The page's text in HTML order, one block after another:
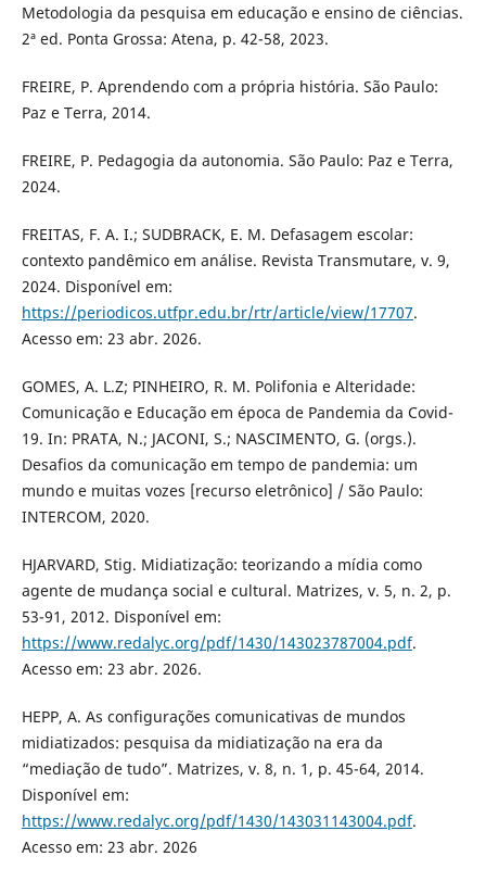
Metodologia da pesquisa em educação e ensino de ciências.
2ª ed. Ponta Grossa: Atena, p. 42-58, 2023.
FREIRE, P. Aprendendo com a própria história. São Paulo:
Paz e Terra, 2014.
FREIRE, P. Pedagogia da autonomia. São Paulo: Paz e Terra,
2024.
FREITAS, F. A. I.; SUDBRACK, E. M. Defasagem escolar:
contexto pandêmico em análise. Revista Transmutare, v. 9,
2024. Disponível em:
https://periodicos.utfpr.edu.br/rtr/article/view/17707.
Acesso em: 23 abr. 2026.
GOMES, A. L.Z; PINHEIRO, R. M. Polifonia e Alteridade:
Comunicação e Educação em época de Pandemia da Covid-
19. In: PRATA, N.; JACONI, S.; NASCIMENTO, G. (orgs.).
Desafios da comunicação em tempo de pandemia: um
mundo e muitas vozes [recurso eletrônico] / São Paulo:
INTERCOM, 2020.
HJARVARD, Stig. Midiatização: teorizando a mídia como
agente de mudança social e cultural. Matrizes, v. 5, n. 2, p.
53-91, 2012. Disponível em:
https://www.redalyc.org/pdf/1430/143023787004.pdf.
Acesso em: 23 abr. 2026.
HEPP, A. As configurações comunicativas de mundos
midiatizados: pesquisa da midiatização na era da
“mediação de tudo”. Matrizes, v. 8, n. 1, p. 45-64, 2014.
Disponível em:
https://www.redalyc.org/pdf/1430/143031143004.pdf.
Acesso em: 23 abr. 2026